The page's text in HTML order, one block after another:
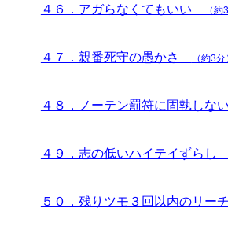
４６．アガらなくてもいい （約
４７．親番死守の愚かさ （約3分
４８．ノーテン罰符に固執しな
４９．志の低いハイテイずらし
５０．残りツモ３回以内のリー